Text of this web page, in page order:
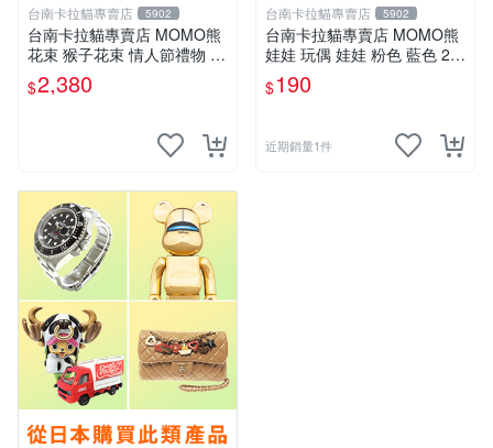
台南卡拉貓專賣店 5902
台南卡拉貓專賣店 MOMO熊
花束 猴子花束 情人節禮物 二
選一 可繡字 可今天寄明天到
$2,380
台南卡拉貓專賣店 5902
台南卡拉貓專賣店 MOMO熊
娃娃 玩偶 娃娃 粉色 藍色 2色
分售
$190
近期銷量1件